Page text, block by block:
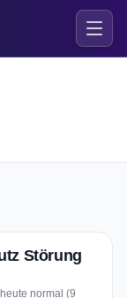
Störung
normal (9